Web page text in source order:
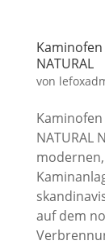
Kaminofen
NATURAL
von
Kaminofen
NATURAL
auf dem